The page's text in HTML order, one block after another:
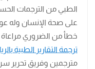
الطبي من الترجمات
على صحة الإنسان وله
خطأ من الضروري مراعاة
ترجمة التقارير الطبية
مترجمين وفريق تحرير